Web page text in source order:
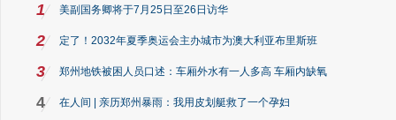
1 美副国务卿将于7月25日至26日访华
2 定了！2032年夏季奥运会主办城市为澳大利亚布里斯班
3 郑州地铁被困人员口述：车厢外水有一人多高 车厢内缺氧
4 在人间 | 亲历郑州暴雨：我用皮划艇救了一个孕妇